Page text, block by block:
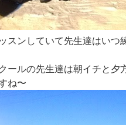
スンしていて先生達はいつ
ールの先生達は朝イチと
ね〜